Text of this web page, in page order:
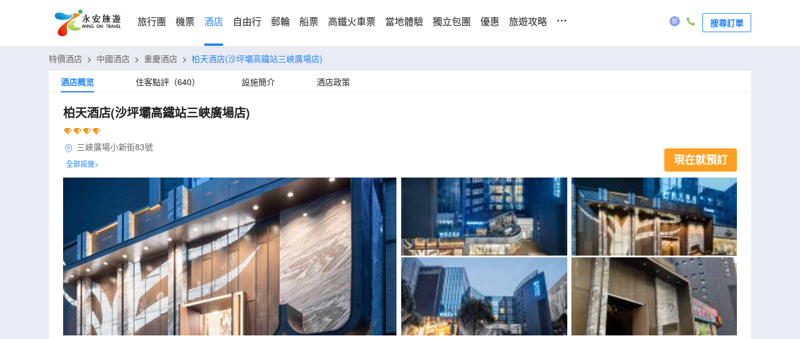
旅行團 機票 酒店 自由行 郵輪 船票 高鐵火車票 當地體驗 獨立包團 優惠 旅遊攻略 ... 搜尋訂單
特價酒店 > 中國酒店 > 重慶酒店 > 柏天酒店(沙坪壩高鐵站三峽廣場店)
酒店概览
住客點評（640） 設施簡介 酒店政策
柏天酒店(沙坪壩高鐵站三峽廣場店)
三峽廣場小新街83號
全部設施> 現在就預訂